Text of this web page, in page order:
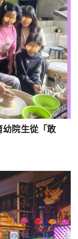
幼院生從「敢